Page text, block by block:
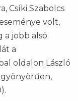
Csíki Szabolcs
volt,
a jobb alsó
a
oldalon László